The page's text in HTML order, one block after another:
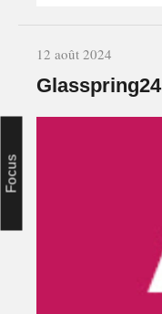
12 août 2024
Glasspring24
Focus